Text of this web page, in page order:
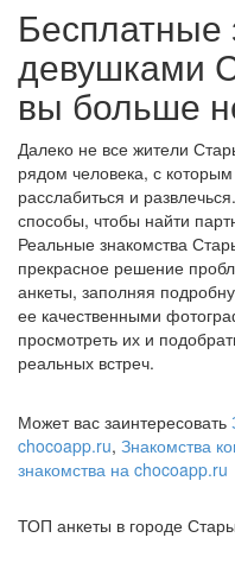
Бесплатные
девушками
вы больше
Далеко не все жители
рядом человека, с
расслабиться и
способы, чтобы найти
Реальные знакомства
прекрасное решение
анкеты, заполняя
ее качественными
просмотреть их и
реальных встреч.
Может вас заинтересовать
chocoapp.ru, Знакомства
знакомства на chocoapp.ru
ТОП анкеты в городе